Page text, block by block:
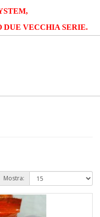
DUE VECCHIA SERIE.
Mostra: